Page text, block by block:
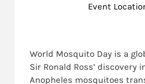
Event
World Mosquito Day is a
Sir Ronald Ross’ discovery
Anopheles mosquitoes